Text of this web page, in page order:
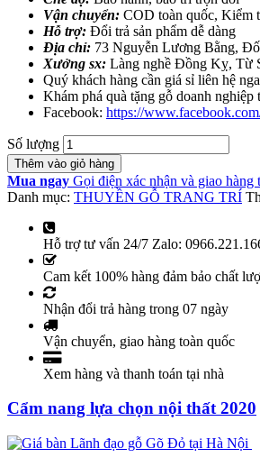
Vận chuyển: COD toàn quốc, Kiểm
Hỗ trợ: Đổi trả sản phẩm dễ dàng
Địa chỉ: 73 Nguyễn Lương Bằng,
Xưởng sx: Làng nghề Đồng Kỵ, Từ
Quý khách hàng cần giá sỉ liên hệ
Khám phá quà tặng gỗ doanh nghiệp
Facebook: https://
Số lượng
Thêm vào giỏ hàng
Mua ngay Gọi điện xác nhận và giao hàng
Danh mục: THUYỀN GỖ TRANG TRÍ
Hỗ trợ tư vấn 24/7 Zalo:
Cam kết 100% hàng đảm bảo chất
Nhận đổi trả hàng trong 07 ngày
Vận chuyển, giao hàng toàn quốc
Xem hàng và thanh toán tại nhà
Cẩm nang lựa chọn nội thất 2020